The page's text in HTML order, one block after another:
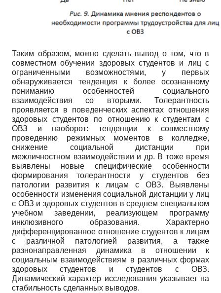
Таким образом, можно сделать вывод о том, что в
совместном обучении здоровых студентов и лиц с
ограниченными возможностями, у первых
обнаруживается тенденция к более осознанному
пониманию особенностей социального
взаимодействия со вторыми. Толерантность
проявляется в поведенческих аспектах отношения
здоровых студентов по отношению к студентам с
ОВЗ и наоборот: тенденции к совместному
проведению режимных моментов в колледже,
снижение социальной дистанции при
межличностном взаимодействии и др. В тоже время
выявлены новые специфические особенности
формирования толерантности у студентов без
патологии развития к лицам с ОВЗ. Выявлены
особенности изменения социальной дистанции у лиц
с ОВЗ и здоровых студентов в среднем специальном
учебном заведении, реализующем программу
инклюзивного образования. Характерно
дифференцированное отношение студентов к лицам
с различной патологией развития, а также
разнонаправленная динамика в отношении к
социальным взаимодействиям в различных формах
здоровых студентов и студентов с ОВЗ.
Динамический характер исследования указывает на
стабильность сделанных выводов.